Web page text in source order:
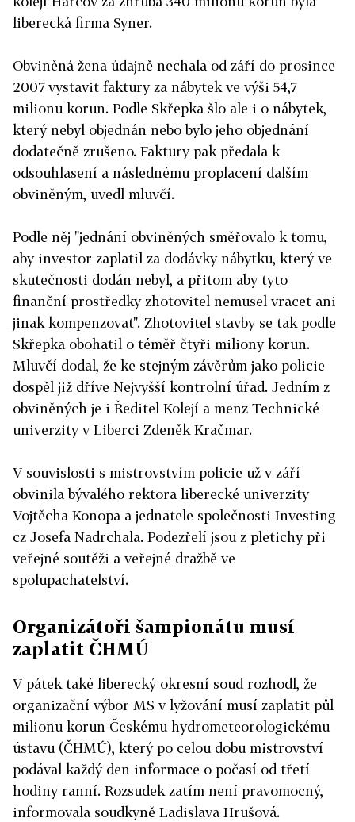
liberecká firma Syner.
Obviněná žena údajně nechala od září do prosince
2007 vystavit faktury za nábytek ve výši 54,7
milionu korun. Podle Skřepka šlo ale i o nábytek,
který nebyl objednán nebo bylo jeho objednání
dodatečně zrušeno. Faktury pak předala k
odsouhlasení a následnému proplacení dalším
obviněným, uvedl mluvčí.
Podle něj "jednání obviněných směřovalo k tomu,
aby investor zaplatil za dodávky nábytku, který ve
skutečnosti dodán nebyl, a přitom aby tyto
finanční prostředky zhotovitel nemusel vracet ani
jinak kompenzovat". Zhotovitel stavby se tak podle
Skřepka obohatil o téměř čtyři miliony korun.
Mluvčí dodal, že ke stejným závěrům jako policie
dospěl již dříve Nejvyšší kontrolní úřad. Jedním z
obviněných je i Ředitel Kolejí a menz Technické
univerzity v Liberci Zdeněk Kračmar.
V souvislosti s mistrovstvím policie už v září
obvinila bývalého rektora liberecké univerzity
Vojtěcha Konopa a jednatele společnosti Investing
cz Josefa Nadrchala. Podezřelí jsou z pletichy při
veřejné soutěži a veřejné dražbě ve
spolupachatelství.
Organizátoři šampionátu musí
zaplatit ČHMÚ
V pátek také liberecký okresní soud rozhodl, že
organizační výbor MS v lyžování musí zaplatit půl
milionu korun Českému hydrometeorologickému
ústavu (ČHMÚ), který po celou dobu mistrovství
podával každý den informace o počasí od třetí
hodiny ranní. Rozsudek zatím není pravomocný,
informovala soudkyně Ladislava Hrušová.